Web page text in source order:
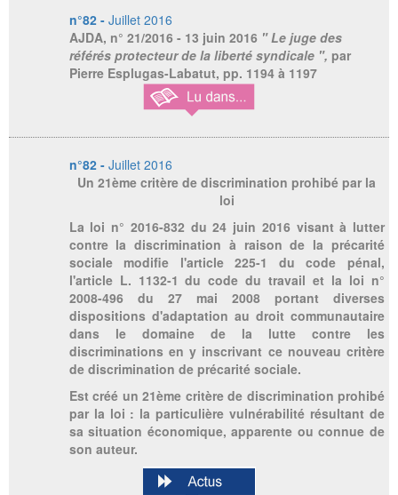
n°82 - Juillet 2016
AJDA, n° 21/2016 - 13 juin 2016 " Le juge des
référés protecteur de la liberté syndicale ", par
Pierre Esplugas-Labatut, pp. 1194 à 1197
n°82 - Juillet 2016
Un 21ème critère de discrimination prohibé par la
loi
La loi n° 2016-832 du 24 juin 2016 visant à lutter
contre la discrimination à raison de la précarité
sociale modifie l'article 225-1 du code pénal,
l'article L. 1132-1 du code du travail et la loi n°
2008-496 du 27 mai 2008 portant diverses
dispositions d'adaptation au droit communautaire
dans le domaine de la lutte contre les
discriminations en y inscrivant ce nouveau critère
de discrimination de précarité sociale.
Est créé un 21ème critère de discrimination prohibé
par la loi : la particulière vulnérabilité résultant de
sa situation économique, apparente ou connue de
son auteur.